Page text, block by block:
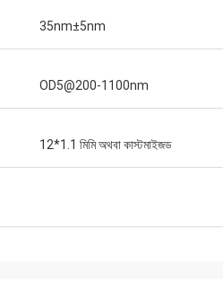
35nm±5nm
OD5@200-1100nm
12*1.1 মিমি অথবা কাস্টমাইজড